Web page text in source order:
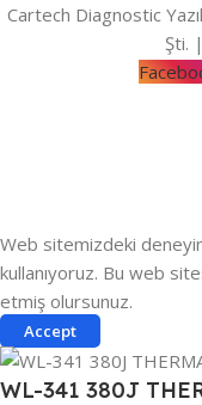
Cartech Diagnostic
Şti.
Web sitemizdeki
kullanıyoruz. Bu web
etmiş olursunuz.
Accept
WL-341 380J